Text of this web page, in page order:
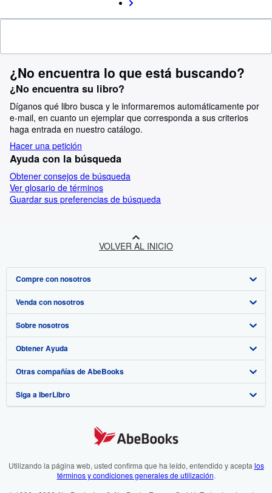
¿No encuentra lo que está buscando?
¿No encuentra su libro?
Díganos qué libro busca y le informaremos automáticamente por
e-mail, en cuanto un ejemplar que corresponda a sus criterios
haga entrada en nuestro catálogo.
Hacer una petición
Ayuda con la búsqueda
Obtener consejos de búsqueda
Ver glosario de términos
Guardar sus preferencias de búsqueda
VOLVER AL INICIO
Compre con nosotros
Búsqueda avanzada
Colecciones
Mi cuenta
Mis pedidos
Ver carrito
Venda con nosotros
Comenzar a vender
Únase a nuestro programa de afiliados
Recomiende un vendedor
Sobre nosotros
Sobre IberLibro
Medios
Empleo
Preferencias de cookies
Aviso de cookies
Obtener Ayuda
Preguntas frecuentes y guías
Atención al Cliente
Otras compañías de AbeBooks
AbeBooks.com
AbeBooks.fr
Siga a IberLibro
Utilizando la página web, usted confirma que ha leído, entendido y acepta los
términos y condiciones generales de utilización.